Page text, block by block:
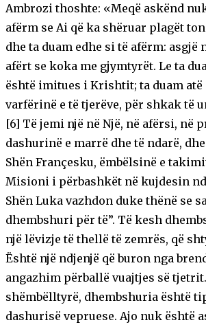
Ambrozi thoshte: «Meqë askënd
afërm se Ai që ka shëruar plagët
dhe ta duam edhe si të afërm: asgjë
afërt se koka me gjymtyrët. Le ta
është imitues i Krishtit; ta duam atë
varfërinë e të tjerëve, për shkak të
[6] Të jemi një në Një, në afërsi, në
dashurinë e marrë dhe të ndarë,
Shën Françesku, ëmbëlsinë e
Misioni i përbashkët në kujdesin
Shën Luka vazhdon duke thënë se
dhembshuri për të”. Të kesh
një lëvizje të thellë të zemrës, që
Është një ndjenjë që buron nga
angazhim përballë vuajtjes së
shëmbëlltyrë, dhembshuria është
dashurisë vepruese. Ajo nuk është